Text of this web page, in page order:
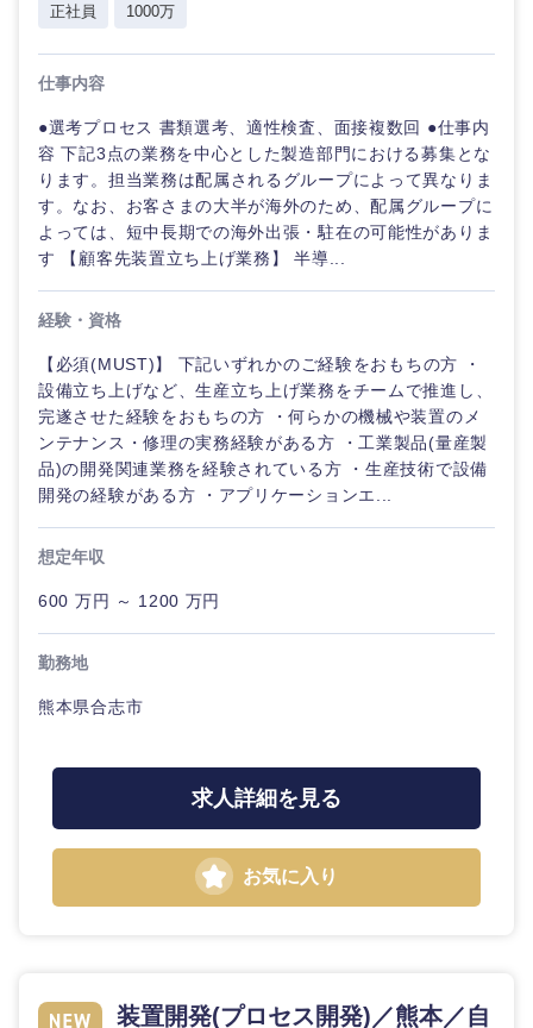
正社員
1000万
仕事内容
●選考プロセス 書類選考、適性検査、面接複数回 ●仕事内
容 下記3点の業務を中心とした製造部門における募集とな
ります。担当業務は配属されるグループによって異なりま
す。なお、お客さまの大半が海外のため、配属グループに
よっては、短中長期での海外出張・駐在の可能性がありま
す 【顧客先装置立ち上げ業務】 半導...
経験・資格
【必須(MUST)】 下記いずれかのご経験をおもちの方 ・
設備立ち上げなど、生産立ち上げ業務をチームで推進し、
完遂させた経験をおもちの方 ・何らかの機械や装置のメ
ンテナンス・修理の実務経験がある方 ・工業製品(量産製
品)の開発関連業務を経験されている方 ・生産技術で設備
開発の経験がある方 ・アプリケーションエ...
想定年収
600 万円 ～ 1200 万円
勤務地
熊本県合志市
求人詳細を見る
お気に入り
装置開発(プロセス開発)／熊本／自